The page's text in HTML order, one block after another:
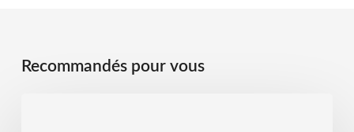
Recommandés pour vous